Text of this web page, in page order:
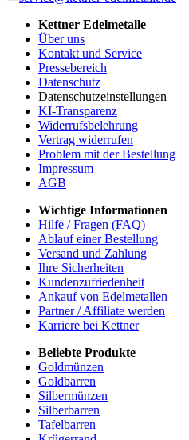
Kettner Edelmetalle
Über uns
Kontakt und Service
Pressebereich
Datenschutz
Datenschutzeinstellungen
KI-Transparenz
Widerrufsbelehrung
Vertrag widerrufen
Problem mit der Bestellung
Impressum
AGB
Wichtige Informationen
Hilfe / Fragen (FAQ)
Ablauf einer Bestellung
Versand und Zahlung
Ihre Sicherheiten
Kundenzufriedenheit
Ankauf von Edelmetallen
Partner / Affiliate werden
Karriere bei Kettner
Beliebte Produkte
Goldmünzen
Goldbarren
Silbermünzen
Silberbarren
Tafelbarren